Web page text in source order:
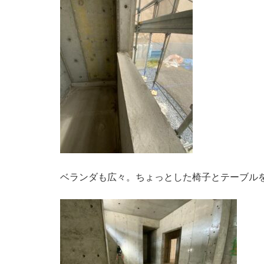
ベランダも広々。ちょっとした椅子とテーブル